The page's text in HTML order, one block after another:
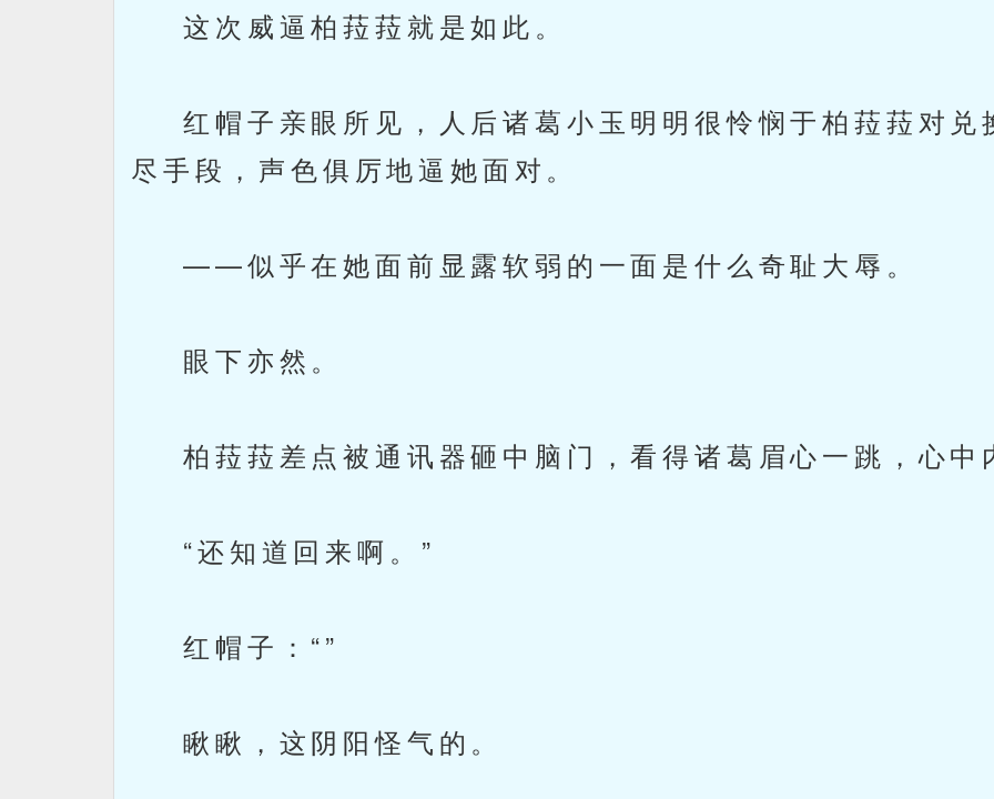
这次威逼柏菈菈就是如此。
红帽子亲眼所见，人后诸葛小玉明明很怜悯于柏菈菈对兑
尽手段，声色俱厉地逼她面对。
——似乎在她面前显露软弱的一面是什么奇耻大辱。
眼下亦然。
柏菈菈差点被通讯器砸中脑门，看得诸葛眉心一跳，心中
“还知道回来啊。”
红帽子：“”
瞅瞅，这阴阳怪气的。